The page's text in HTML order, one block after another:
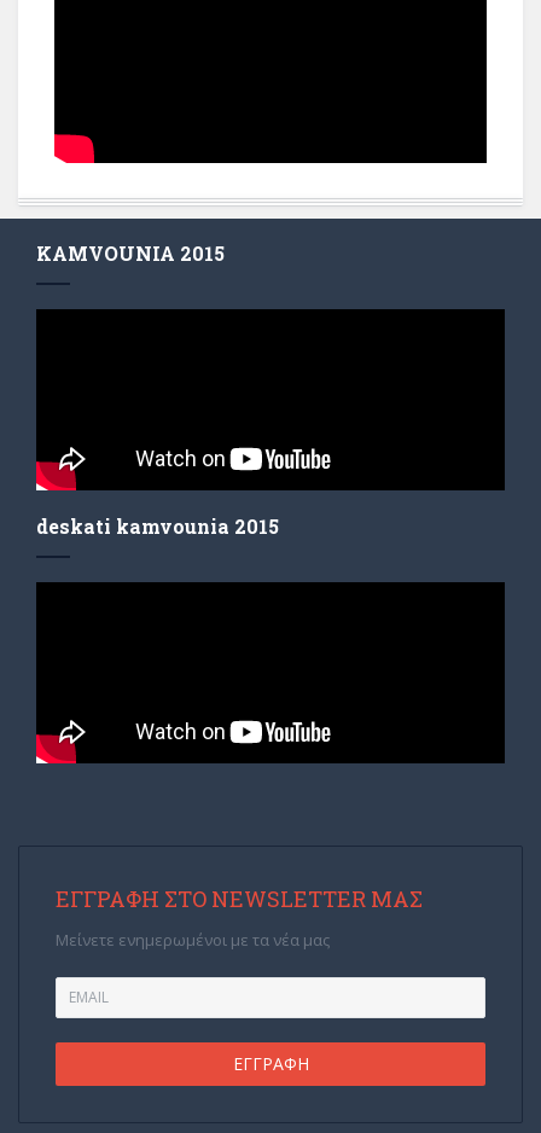
KAMVOUNIA 2015
deskati kamvounia 2015
ΕΓΓΡΑΦΉ ΣΤΟ NEWSLETTER ΜΑΣ
Μείνετε ενημερωμένοι με τα νέα μας